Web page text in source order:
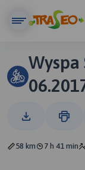
Wyspa
58 km 7 h 41 min